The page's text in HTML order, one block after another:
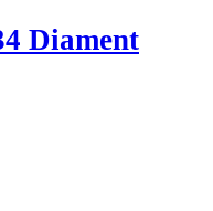
Diament